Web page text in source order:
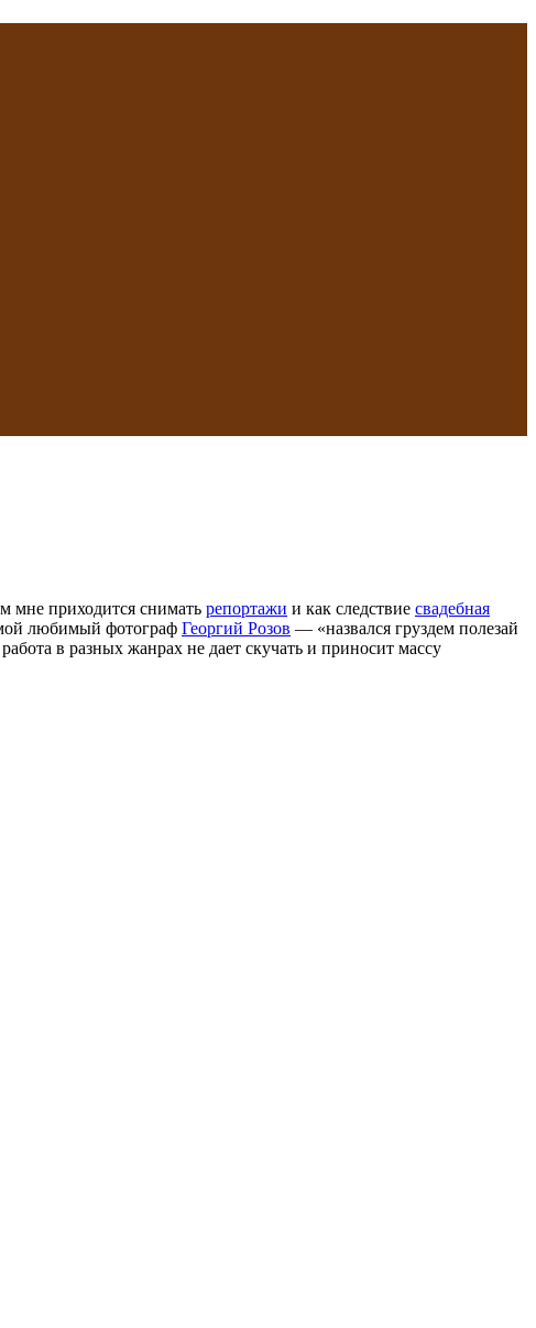
мне приходится снимать репортажи и как следствие свадебная
любимый фотограф Георгий Розов — «назвался груздем полезай
в разных жанрах не дает скучать и приносит массу